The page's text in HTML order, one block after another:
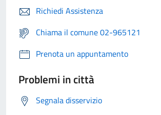
Richiedi Assistenza
Chiama il comune 02-965121
Prenota un appuntamento
Problemi in città
Segnala disservizio